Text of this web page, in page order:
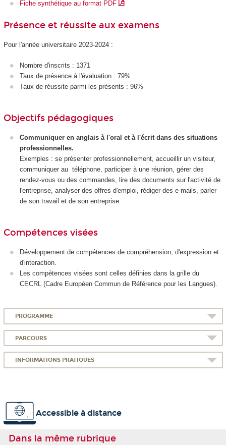
Fiche synthétique au format PDF
Présence et réussite aux examens
Pour l'année universitaire 2023-2024 :
Nombre d'inscrits : 1371
Taux de présence à l'évaluation : 79%
Taux de réussite parmi les présents : 96%
Objectifs pédagogiques
Communiquer en anglais à l'oral et à l'écrit dans des situations
professionnelles.
Exemples : se présenter professionnellement, accueillir un visiteur,
communiquer au téléphone, participer à une réunion, gérer des
rendez-vous ou des commandes, lire des documents sur l'activité de
l'entreprise, analyser des offres d'emploi, rédiger des e-mails, parler
de son travail et de son entreprise.
Compétences visées
Développement de compétences de compréhension, d'expression et
d'interaction.
Les compétences visées sont celles définies dans la grille du
CECRL (Cadre Européen Commun de Référence pour les Langues).
PROGRAMME
PARCOURS
INFORMATIONS PRATIQUES
Accessible à distance
Dans la même rubrique